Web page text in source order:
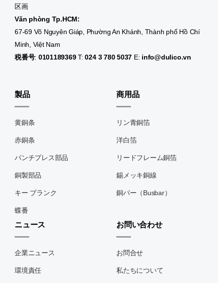
区画
Văn phòng Tp.HCM:
67-69 Võ Nguyên Giáp, Phường An Khánh, Thành phố Hồ Chí
Minh, Việt Nam
税番号: 0101189369T:024 3 780 5037 E: info@dulico.vn
製品
黄銅条
赤銅条
パンチプレス部品
銅製部品
キー ブランク
蝶番
商用品
リン青銅箔
洋白箔
リードフレーム銅箔
錫メッキ銅線
銅バー（Busbar）
ニュース
企業ニュース
環境責任
お問い合わせ
お問合せ
私たちについて